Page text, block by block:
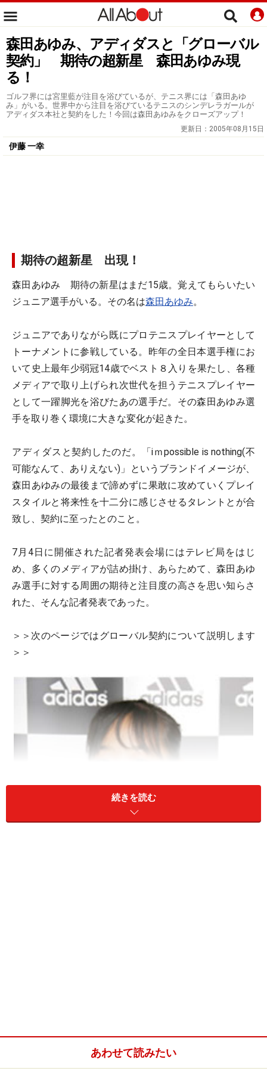
森田あゆみ、アディダスと「グローバル
契約」 期待の超新星 森田あゆみ現
る！
ゴルフ界には宮里藍が注目を浴びているが、テニス界には「森田あゆ
み」がいる。世界中から注目を浴びているテニスのシンデレラガールが
アディダス本社と契約をした！今回は森田あゆみをクローズアップ！
更新日： 2005年08月15日
伊藤 一幸
期待の超新星 出現！
森田あゆみ 期待の新星はまだ15歳。覚えてもらいたい
ジュニア選手がいる。その名は森田あゆみ。
ジュニアでありながら既にプロテニスプレイヤーとして
トーナメントに参戦している。昨年の全日本選手権にお
いて史上最年少弱冠14歳でベスト８入りを果たし、各種
メディアで取り上げられ次世代を担うテニスプレイヤー
として一躍脚光を浴びたあの選手だ。その森田あゆみ選
手を取り巻く環境に大きな変化が起きた。
アディダスと契約したのだ。「iｍpossible is nothing(不
可能なんて、ありえない)」というブランドイメージが、
森田あゆみの最後まで諦めずに果敢に攻めていくプレイ
スタイルと将来性を十二分に感じさせるタレントとが合
致し、契約に至ったとのこと。
7月4日に開催された記者発表会場にはテレビ局をはじ
め、多くのメディアが詰め掛け、あらためて、森田あゆ
み選手に対する周囲の期待と注目度の高さを思い知らさ
れた、そんな記者発表であった。
＞＞次のページではグローバル契約について説明します
＞＞
続きを読む
あわせて読みたい